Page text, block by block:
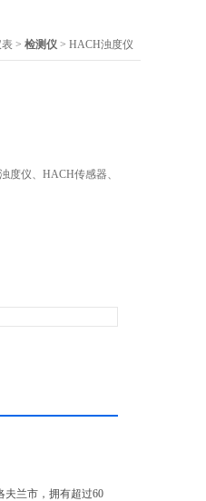
> 检测仪 > HACH浊度仪
度仪、HACH传感器、
夫兰市，拥有超过60